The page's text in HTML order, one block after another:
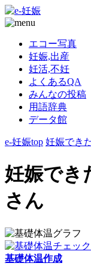
エコー写真
妊娠,出産
妊活,不妊
よくあるQA
みんなの投稿
用語辞典
データ館
e-妊娠top 妊娠でき
妊娠でき
さん
基礎体温作成